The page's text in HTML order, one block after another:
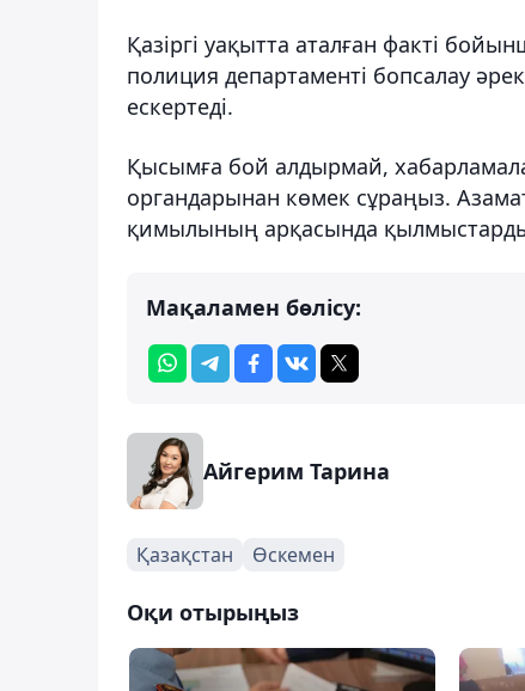
Қазіргі уақытта аталған факті
полиция департаменті бопсалау
ескертеді.
Қысымға бой алдырмай,
органдарынан көмек сұраңыз.
қимылының арқасында қылмыстарды
Мақаламен бөлісу:
Айгерим Тарина
Қазақстан Өскемен
Оқи отырыңыз